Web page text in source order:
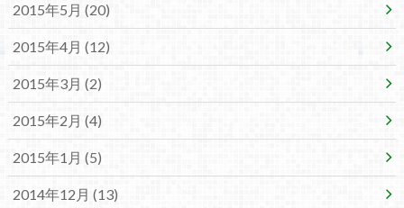
2015年5月 (20)
2015年4月 (12)
2015年3月 (2)
2015年2月 (4)
2015年1月 (5)
2014年12月 (13)